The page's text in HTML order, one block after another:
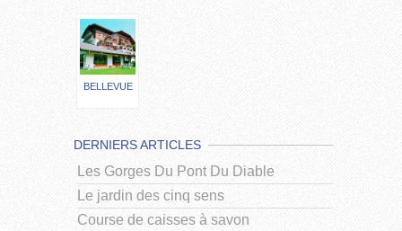
BELLEVUE
DERNIERS ARTICLES
Les Gorges Du Pont Du Diable
Le jardin des cinq sens
Course de caisses à savon